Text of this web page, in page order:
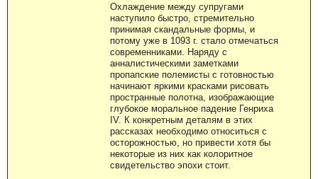
Охлаждение между супругами
наступило быстро, стремительно
принимая скандальные формы, и
потому уже в 1093 г. стало отмечаться
современниками. Наряду с
анналистическими заметками
пропапские полемисты с готовностью
начинают яркими красками рисовать
пространные полотна, изображающие
глубокое моральное падение Генриха
IV. К конкретным деталям в этих
рассказах необходимо относиться с
осторожностью, но привести хотя бы
некоторые из них как колоритное
свидетельство эпохи стоит.